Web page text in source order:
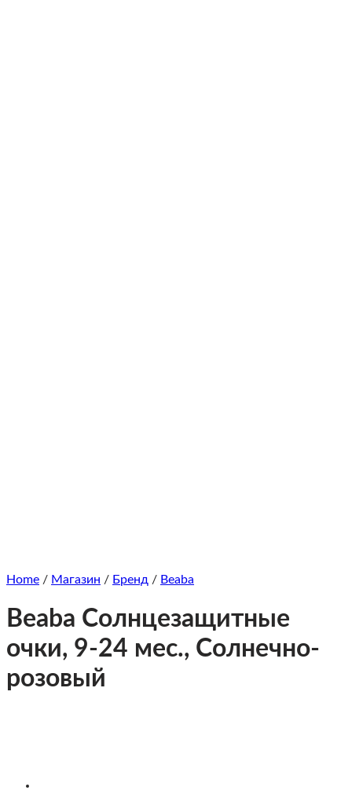
Home / Магазин / Бренд / Beaba
Beaba Солнцезащитные
очки, 9-24 мес., Солнечно-
розовый